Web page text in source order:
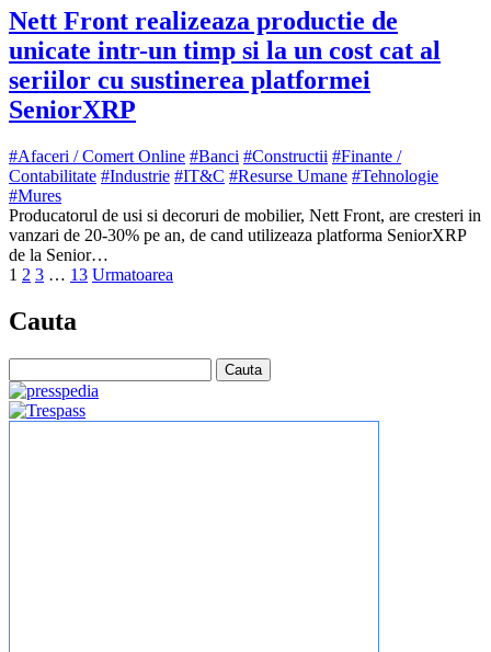
Nett Front realizeaza productie de
unicate intr-un timp si la un cost cat al
seriilor cu sustinerea platformei
SeniorXRP
#Afaceri / Comert Online #Banci #Constructii #Finante /
Contabilitate #Industrie #IT&C #Resurse Umane #Tehnologie
#Mures
Producatorul de usi si decoruri de mobilier, Nett Front, are cresteri in
vanzari de 20-30% pe an, de cand utilizeaza platforma SeniorXRP
de la Senior…
1 2 3 … 13 Urmatoarea
Cauta